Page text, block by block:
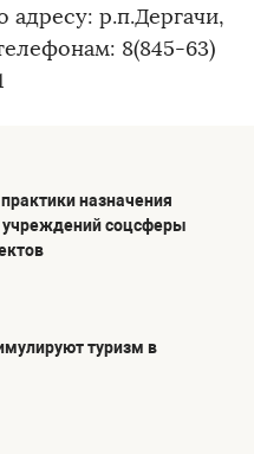
р.п.Дергачи,
8(845-63)
назначения
соцсферы
туризм в